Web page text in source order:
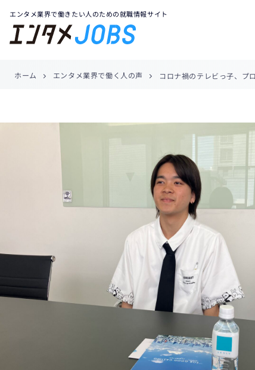
エンタメ業界で働きたい人のための就職情報サイト
ホーム エンタメ業界で働く人の声 コロナ禍のテレビっ子、プ